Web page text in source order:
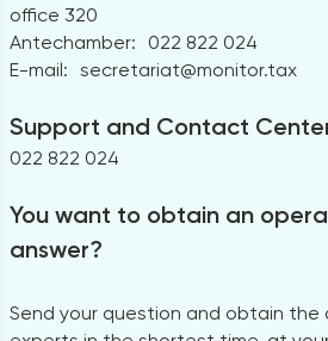
office 320
Antechamber:
022 822 024
E-mail: secretariat@monitor.tax
Support and Contact
022 822 024
You want to obtain an
answer?
Send your question and obtain the